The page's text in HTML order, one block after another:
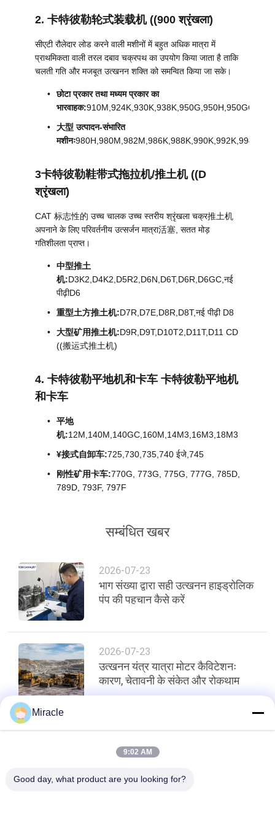
2. 卡特彼勒轮式装载机 ((900 श्रृंखला)
सीएटी रौलेदार लोड करने वाली मशीनों में बहुत अधिक मात्रा में
प्राथमिकता वाली तरल दबाव चक्रपथ का उपयोग किया जाता है ताकि
चलती गति और मजबूत उत्खनन शक्ति को समन्वित किया जा सके।
छोटा प्रकार तथा मध्यम प्रकार का
भारवाहक:
大型 उत्पादन-संभारित
मशीनः980H,980M,982M,986K,988K,990K,992K,994K
3卡特彼勒鞋带式拖拉机/推土机 ((D
श्रृंखला)
CAT 标志性的 उच्च चालक उच्च स्तरीय श्रृंखला चक्र推土机
अपनाने के लिए परिवर्तनीय उत्सर्जन मात्रा活塞, सतत मोड़
गतिशीलता प्राप्त।
中型推土
机:D3K2,D4K2,D5R2,D6N,D6T,D6R,D6GC,नई
पीढ़ीD6
重型土方推土机:D7R,D7E,D8R,D8T,नई पीढ़ी D8
大型矿用推土机:D9R,D9T,D10T2,D11T,D11 CD
((搬运式推土机)
4. 卡特彼勒平地机和卡车 卡特彼勒平地机
和卡车
平地
机:12M,140M,140GC,160M,14M3,16M3,18M3
¥接式自卸车:725,730,735,740 ईजे,745
刚性矿用卡车:770G, 773G, 775G, 777G, 785D,
789D, 793F, 797F
सम्बंधित खबर
2026-07-23
भाग संख्या द्वारा सही उत्खनन हाइड्रोलिक
पंप की पहचान कैसे करें
2026-07-23
उत्खनन यंत्र यात्रा मोटर कैविटेशनः
कारण, चेतावनी के संकेत और रोकथाम
शीर्ष
Miracle
9:02 AM
Good day, what product are you looking for?